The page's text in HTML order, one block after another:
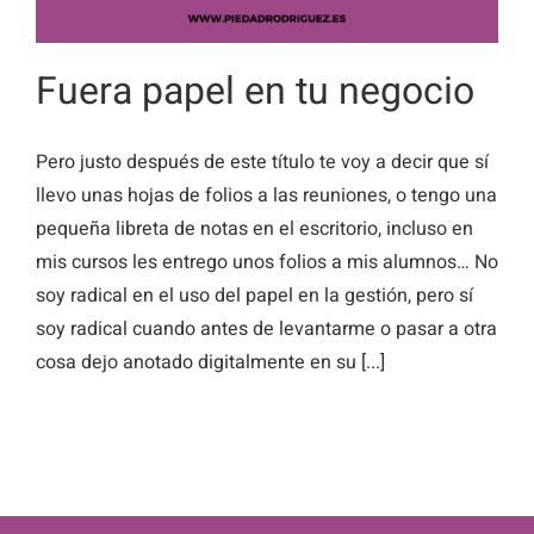
Fuera papel en tu negocio
Pero justo después de este título te voy a decir que sí
llevo unas hojas de folios a las reuniones, o tengo una
pequeña libreta de notas en el escritorio, incluso en
mis cursos les entrego unos folios a mis alumnos… No
soy radical en el uso del papel en la gestión, pero sí
soy radical cuando antes de levantarme o pasar a otra
cosa dejo anotado digitalmente en su [...]